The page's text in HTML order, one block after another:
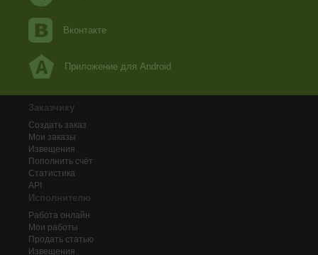
Вконтакте
Приложение для Android
Заказчику
Создать заказ
Мои заказы
Извещения
Пополнить счёт
Статистика
API
Исполнителю
Работа онлайн
Мои работы
Продать статью
Извещения